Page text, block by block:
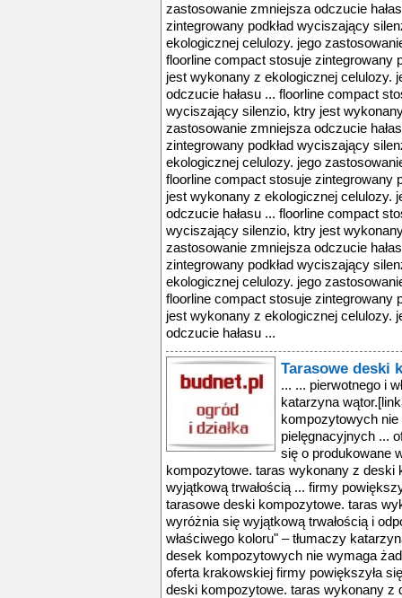
zastosowanie zmniejsza odczucie
zintegrowany podkład wyciszający
ekologicznej celulozy. jego
floorline compact stosuje zintegrowany
jest wykonany z ekologicznej celulozy.
odczucie hałasu ... floorline compact
wyciszający silenzio, ktry jest
zastosowanie zmniejsza odczucie
zintegrowany podkład wyciszający
ekologicznej celulozy. jego
floorline compact stosuje zintegrowany
jest wykonany z ekologicznej celulozy.
odczucie hałasu ... floorline compact
wyciszający silenzio, ktry jest
zastosowanie zmniejsza odczucie
zintegrowany podkład wyciszający
ekologicznej celulozy. jego
floorline compact stosuje zintegrowany
jest wykonany z ekologicznej celulozy.
odczucie hałasu ...
Tarasowe deski
... ... pierwotnego i
katarzyna
kompozytowych
pielęgnacyjnych ...
się o produkowane
kompozytowe. taras wykonany z deski
wyjątkową trwałością ... firmy
tarasowe deski kompozytowe. taras
wyróżnia się wyjątkową trwałością i
właściwego koloru" – tłumaczy
desek kompozytowych nie wymaga
oferta krakowskiej firmy powiększyła
deski kompozytowe. taras wykonany z